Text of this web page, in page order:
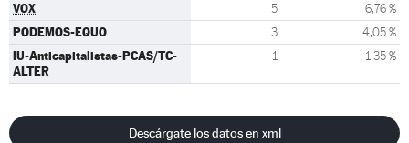
VOX 5 6,76 %
PODEMOS-EQUO 3 4,05 %
IU-Anticapitalistas-PCAS/TC-
ALTER
1 1,35 %
Descárgate los datos en xml